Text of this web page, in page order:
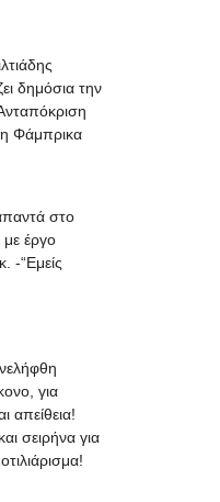
δημόσια την
Φάμπρικα
στο
έργο
-“Εμείς
για
απείθεια!
σειρήνα για